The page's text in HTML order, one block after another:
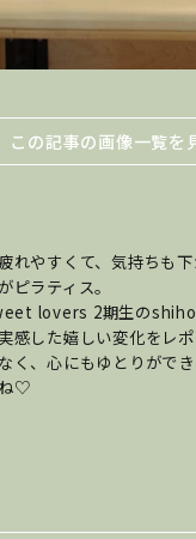
この記事の画像一覧を
れやすくて、気持ちも
ピラティス。
lovers 2期生のshiho
感した嬉しい変化をレ
く、心にもゆとりがで
♡